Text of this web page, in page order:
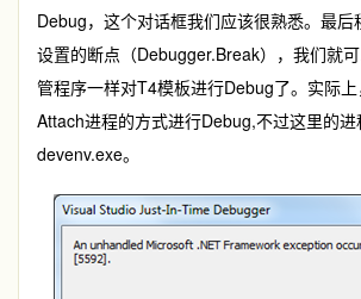
Debug，这个对话框我们应该很熟悉。最后
设置的断点（Debugger.Break），我们就
管程序一样对T4模板进行Debug了。实际
Attach进程的方式进行Debug,不过这里的
devenv.exe。